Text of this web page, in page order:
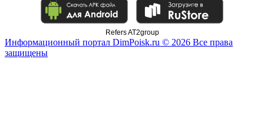
Refers AT2group
Информационный портал DimPoisk.ru © 2026 Все права
защищены